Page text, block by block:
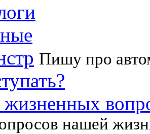
Пишу про
нашей